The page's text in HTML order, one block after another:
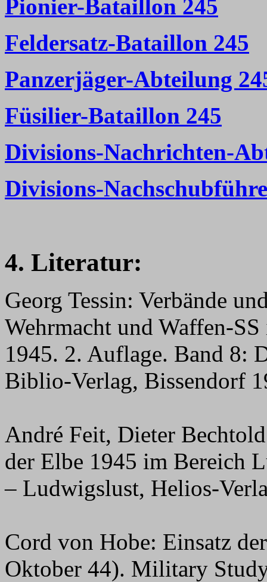
Pionier-Bataillon 245
Feldersatz-Bataillon 245
Panzerjäger-Abteilung
Füsilier-Bataillon 245
Divisions-Nachrichten-
Divisions-
4. Literatur:
Georg Tessin: Verbände
Wehrmacht und Waffen-
1945. 2. Auflage. Band 8:
Biblio-Verlag, Bissendorf
André Feit, Dieter
der Elbe 1945 im Bereich
– Ludwigslust, Helios-
Cord von Hobe: Einsatz
Oktober 44). Military